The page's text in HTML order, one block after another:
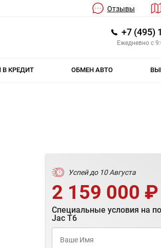
Отзывы
+7 (495)
Ежедневно с
В КРЕДИТ ОБМЕН АВТО
Успей до 10 Августа
2 159 000 ₽
Специальные условия на
Jac T6